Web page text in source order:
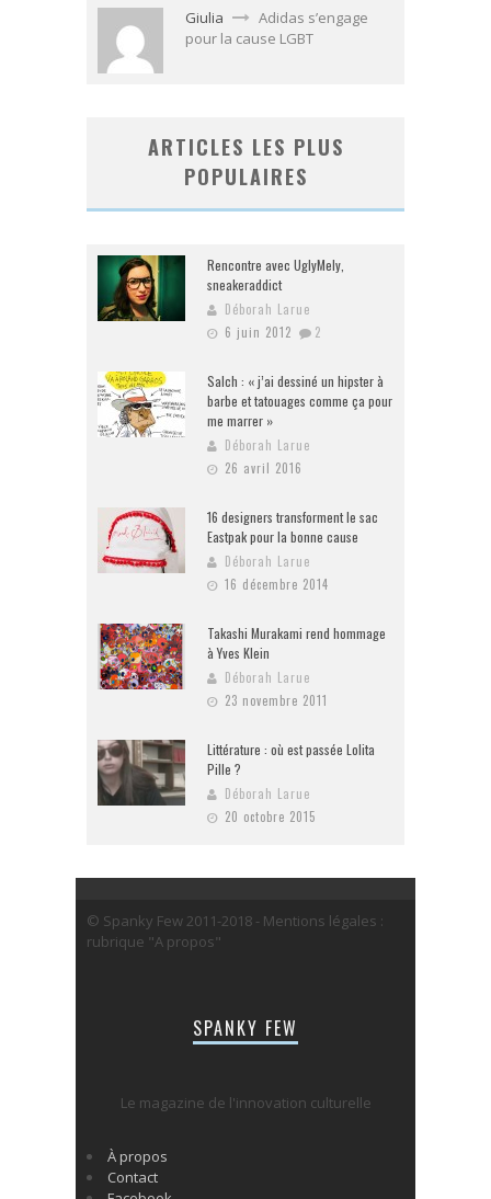
Giulia
Adidas s’engage
pour la cause LGBT
ARTICLES LES PLUS
POPULAIRES
Rencontre avec UglyMely,
sneakeraddict
Déborah Larue
6 juin 2012
2
Salch : « j’ai dessiné un hipster à
barbe et tatouages comme ça pour
me marrer »
Déborah Larue
26 avril 2016
16 designers transforment le sac
Eastpak pour la bonne cause
Déborah Larue
16 décembre 2014
Takashi Murakami rend hommage
à Yves Klein
Déborah Larue
23 novembre 2011
Littérature : où est passée Lolita
Pille ?
Déborah Larue
20 octobre 2015
© Spanky Few 2011-2018 - Mentions légales :
rubrique "A propos"
SPANKY FEW
Le magazine de l'innovation culturelle
À propos
Contact